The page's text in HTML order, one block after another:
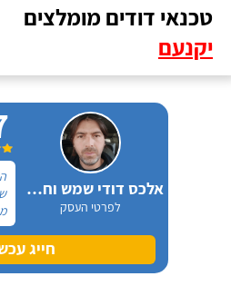
טכנאי דודים מומלצים
יקנעם
אלכס דודי שמש וחשמל
לפרטי העסק
חייג